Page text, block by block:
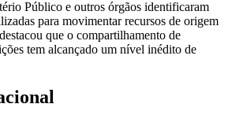
Público e outros órgãos identificaram
para movimentar recursos de origem
que o compartilhamento de
tem alcançado um nível inédito de